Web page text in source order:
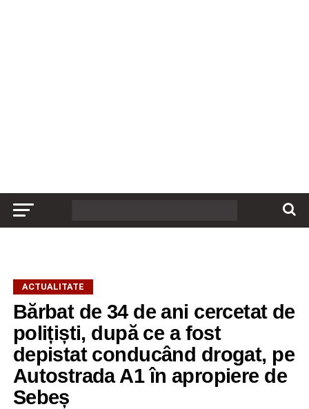
ACTUALITATE
Bărbat de 34 de ani cercetat de
polițiști, după ce a fost
depistat conducând drogat, pe
Autostrada A1 în apropiere de
Sebeș